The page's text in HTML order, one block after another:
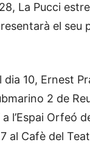
La Pucci
el seu
dia 10, Ernest
2 de
a l’Espai
al Cafè del